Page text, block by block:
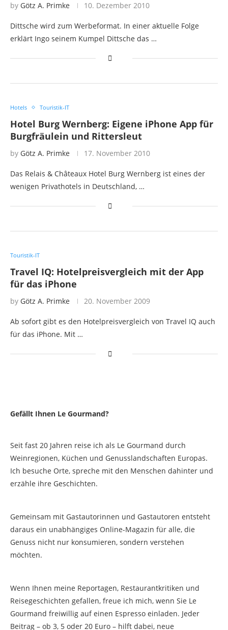
by Götz A. Primke 10. Dezember 2010
Dittsche wird zum Werbeformat. In einer aktuelle Folge
erklärt Ingo seinem Kumpel Dittsche das …
Hotels Touristik-IT
Hotel Burg Wernberg: Eigene iPhone App für
Burgfräulein und Rittersleut
by Götz A. Primke 17. November 2010
Das Relais & Châteaux Hotel Burg Wernberg ist eines der
wenigen Privathotels in Deutschland, …
Touristik-IT
Travel IQ: Hotelpreisvergleich mit der App
für das iPhone
by Götz A. Primke 20. November 2009
Ab sofort gibt es den Hotelpreisvergleich von Travel IQ auch
für das iPhone. Mit …
Gefällt Ihnen Le Gourmand?
Seit fast 20 Jahren reise ich als Le Gourmand durch
Weinregionen, Küchen und Genusslandschaften Europas.
Ich besuche Orte, spreche mit den Menschen dahinter und
erzähle ihre Geschichten.
Gemeinsam mit Gastautorinnen und Gastautoren entsteht
daraus ein unabhängiges Online-Magazin für alle, die
Genuss nicht nur konsumieren, sondern verstehen
möchten.
Wenn Ihnen meine Reportagen, Restaurantkritiken und
Reisegeschichten gefallen, freue ich mich, wenn Sie Le
Gourmand freiwillig auf einen Espresso einladen. Jeder
Beitrag – ob 3, 5 oder 20 Euro – hilft dabei, neue